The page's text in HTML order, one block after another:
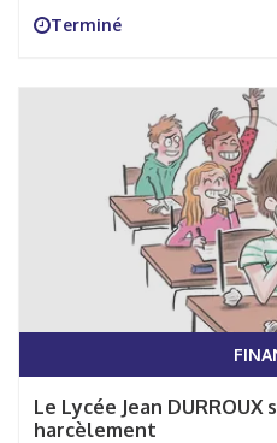
Terminé
Le Lycée Jean
harcèlement